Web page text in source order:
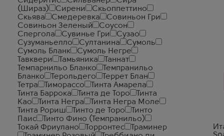
(Шираз)
Сирени
Скьоппеттино
Скьява
Смедеревка
Совиньон Гри
Совиньон Зеленый
Соусон
Спергола
Сувинье Гри
Сузао
Сузуманьелло
Султанина
Сумоль
Сумоль Бланк
Сумоль Негре
Тавквери
Тамьяника
Таннат
Темпарнильо Бланко
Темпранильо
Бланко
Терольдего
Террет Блан
Тетра
Тиморассо
Тинта Амарела
Тинта Баррока
Тинта де Торо
Тинта
Као
Тинта Негра
Тинта Негра Моле
Тинта Рориш
Тинто де Торо
Тинто
Паис
Тинто Фино (Темпранильо)
Токай Фриулано
Торронтес
Траминер